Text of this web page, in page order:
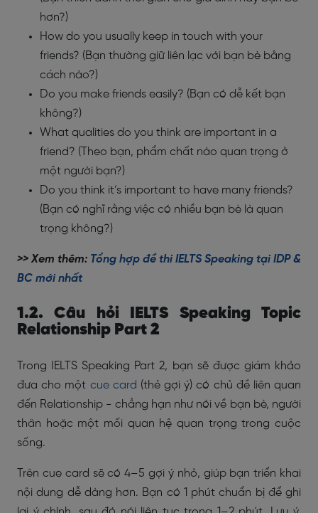
hơn?)
How do you usually keep in touch with your
friends? (Bạn thường giữ liên lạc với bạn bè bằng
cách nào?)
Do you make friends easily? (Bạn có dễ kết bạn
không?)
What qualities do you think are important in a
friend? (Theo bạn, phẩm chất nào quan trọng ở
một người bạn?)
Do you think it’s important to have many friends?
(Bạn có nghĩ rằng việc có nhiều bạn bè là quan
trọng không?)
>> Xem thêm: Tổng hợp đề thi IELTS Speaking tại IDP &
BC mới nhất
1.2. Câu hỏi IELTS Speaking Topic
Relationship Part 2
Trong IELTS Speaking Part 2, bạn sẽ được giám khảo
đưa cho một cue card (thẻ gợi ý) có chủ đề liên quan
đến Relationship - chẳng hạn như nói về bạn bè, người
thân hoặc một mối quan hệ quan trọng trong cuộc
sống.
Trên cue card sẽ có 4–5 gợi ý nhỏ, giúp bạn triển khai
nội dung dễ dàng hơn. Bạn có 1 phút chuẩn bị để ghi